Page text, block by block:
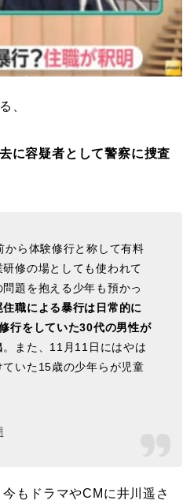
、
に容疑者として警察に捜査
から体験修行と称して有料
修の場としても使われて
題を抱える少年も預かっ
住職による暴行は日常的に
行をしていた30代の男性が
。また、11月11日にはやは
ていた15歳の少年らが児童
もドラマやCMに井川遥さ